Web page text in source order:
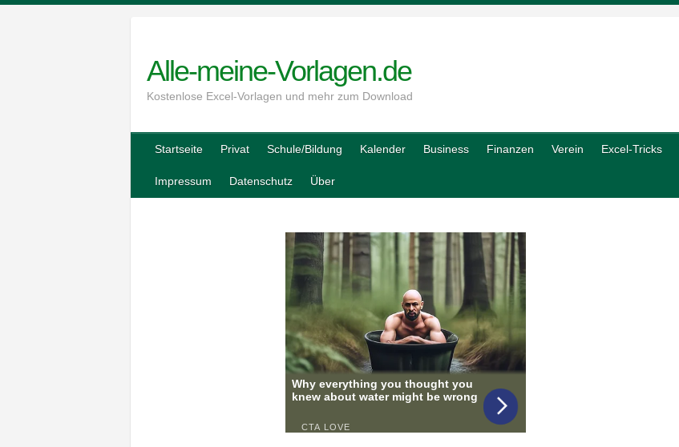
Alle-meine-Vorlagen.de
Kostenlose Excel-Vorlagen und mehr zum Download
Startseite Privat Schule/Bildung Kalender Business Finanzen Verein Excel-Tricks
Impressum Datenschutz Über